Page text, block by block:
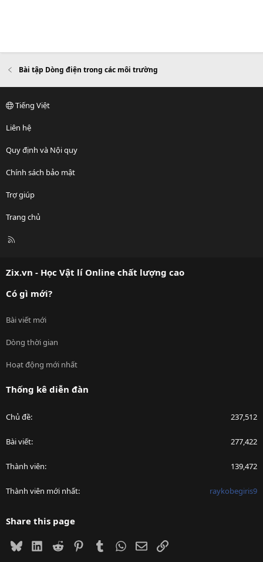
Bài tập Dòng điện trong các môi trường
Tiếng Việt
Liên hệ
Quy định và Nội quy
Chính sách bảo mật
Trợ giúp
Trang chủ
R
Zix.vn - Học Vật lí Online chất lượng cao
Có gì mới?
Bài viết mới
Dòng thời gian
Hoạt động mới nhất
Thống kê diễn đàn
Chủ đề 237,512
Bài viết 277,422
Thành viên 139,472
Thành viên mới nhất raykobegiris9
Share this page
BlueskyLinkedIn
Reddit PinterestTumblrWhatsApp
EmailLink